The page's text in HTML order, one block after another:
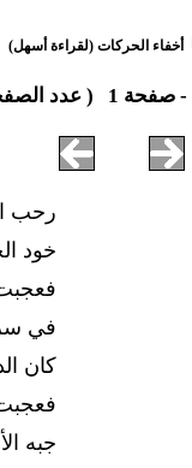
أخفاء الحركات (لقراءة أسهل)
-صفحة 1 ( عدد
رحب
خود
في
كان
جبه